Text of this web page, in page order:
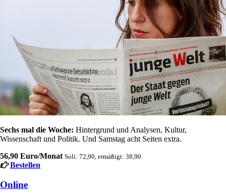
Sechs mal die Woche: Hintergrund und Analysen, Kultur,
Wissenschaft und Politik. Und Samstag acht Seiten extra.
56,90 Euro/Monat Soli: 72,90, ermäßigt: 38,90
Bestellen
Online